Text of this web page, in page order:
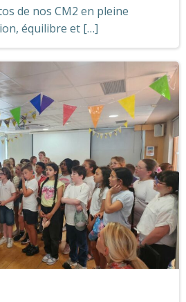
de nos CM2 en pleine
équilibre et […]